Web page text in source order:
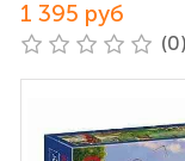
1 395 руб